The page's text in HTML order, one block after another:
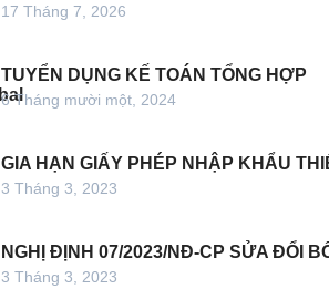
17 Tháng 7, 2026
TUYỂN DỤNG KẾ TOÁN TỔNG HỢP
6 Tháng mười một, 2024
GIA HẠN GIẤY PHÉP NHẬP KHẨU
3 Tháng 3, 2023
NGHỊ ĐỊNH 07/2023/NĐ-CP SỬA ĐỔI
3 Tháng 3, 2023